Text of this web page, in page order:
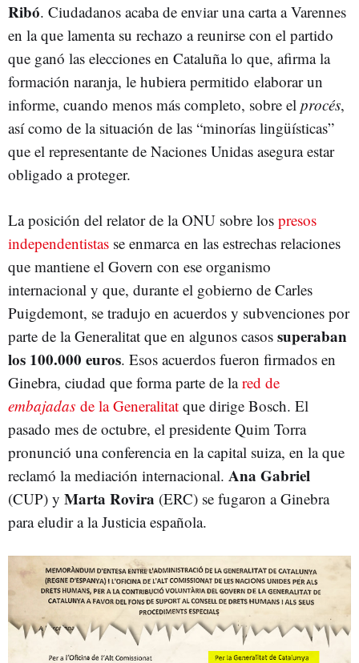
Ribó. Ciudadanos acaba de enviar una carta a Varennes
en la que lamenta su rechazo a reunirse con el partido
que ganó las elecciones en Cataluña lo que, afirma la
formación naranja, le hubiera permitido elaborar un
informe, cuando menos más completo, sobre el procés,
así como de la situación de las “minorías lingüísticas”
que el representante de Naciones Unidas asegura estar
obligado a proteger.
La posición del relator de la ONU sobre los presos
independentistas se enmarca en las estrechas relaciones
que mantiene el Govern con ese organismo
internacional y que, durante el gobierno de Carles
Puigdemont, se tradujo en acuerdos y subvenciones por
parte de la Generalitat que en algunos casos superaban
los 100.000 euros. Esos acuerdos fueron firmados en
Ginebra, ciudad que forma parte de lared de
embajadas de la Generalitat que dirige Bosch. El
pasado mes de octubre, el presidente Quim Torra
pronunció una conferencia en la capital suiza, en la que
reclamó la mediación internacional. Ana Gabriel
(CUP) y Marta Rovira (ERC) se fugaron a Ginebra
para eludir a la Justicia española.